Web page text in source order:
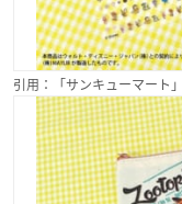
引用：「サンキューマート」